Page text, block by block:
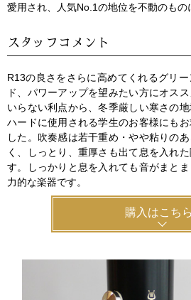
愛用され、人気No.1の地位を不動のもの
スタッフコメント
R13の良さをさらに高めてくれるグリ
ド、パワーアップを望みたい方にオス
いらない利点から、冬季厳しい寒さの
ハードに使用される学生のお客様にも
した。吹奏感は若干重め・やや粘りの
く、しっとり、重厚さも出て息を入れ
す。しっかりと息を入れても音がまと
力的な楽器です。
購入はこちら